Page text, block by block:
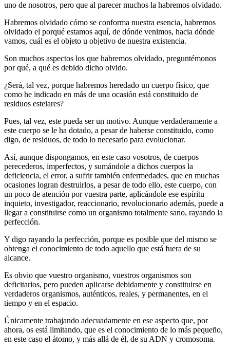
uno de nosotros, pero que al parecer muchos la habremos olvidado.
Habremos olvidado cómo se conforma nuestra esencia, habremos
olvidado el porqué estamos aquí, de dónde venimos, hacia dónde
vamos, cuál es el objeto u objetivo de nuestra existencia.
Son muchos aspectos los que habremos olvidado, preguntémonos
por qué, a qué es debido dicho olvido.
¿Será, tal vez, porque habremos heredado un cuerpo físico, que
como he indicado en más de una ocasión está constituido de
residuos estelares?
Pues, tal vez, este pueda ser un motivo. Aunque verdaderamente a
este cuerpo se le ha dotado, a pesar de haberse constituido, como
digo, de residuos, de todo lo necesario para evolucionar.
Así, aunque dispongamos, en este caso vosotros, de cuerpos
perecederos, imperfectos, y sumándole a dichos cuerpos la
deficiencia, el error, a sufrir también enfermedades, que en muchas
ocasiones logran destruirlos, a pesar de todo ello, este cuerpo, con
un poco de atención por vuestra parte, aplicándole ese espíritu
inquieto, investigador, reaccionario, revolucionario además, puede a
llegar a constituirse como un organismo totalmente sano, rayando la
perfección.
Y digo rayando la perfección, porque es posible que del mismo se
obtenga el conocimiento de todo aquello que está fuera de su
alcance.
Es obvio que vuestro organismo, vuestros organismos son
deficitarios, pero pueden aplicarse debidamente y constituirse en
verdaderos organismos, auténticos, reales, y permanentes, en el
tiempo y en el espacio.
Únicamente trabajando adecuadamente en ese aspecto que, por
ahora, os está limitando, que es el conocimiento de lo más pequeño,
en este caso el átomo, y más allá de él, de su ADN y cromosoma.